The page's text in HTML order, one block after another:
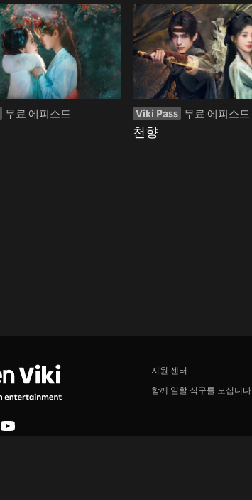
무료 에피소드 Viki Pass 무료 에피소드
천향
지원 센터
함께 일할 식구를 모십니다